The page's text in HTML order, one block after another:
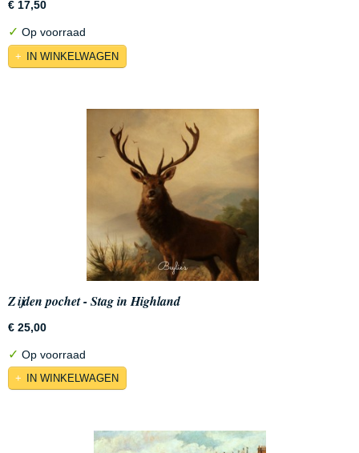
€ 17,50
✓ Op voorraad
IN WINKELWAGEN
Zijden pochet - Stag in Highland
€ 25,00
✓ Op voorraad
IN WINKELWAGEN